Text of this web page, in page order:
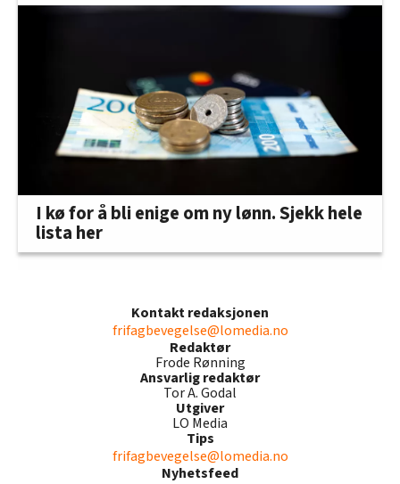
I kø for å bli enige om ny lønn. Sjekk hele
lista her
Kontakt redaksjonen
frifagbevegelse@lomedia.no
Redaktør
Frode Rønning
Ansvarlig redaktør
Tor A. Godal
Utgiver
LO Media
Tips
frifagbevegelse@lomedia.no
Nyhetsfeed